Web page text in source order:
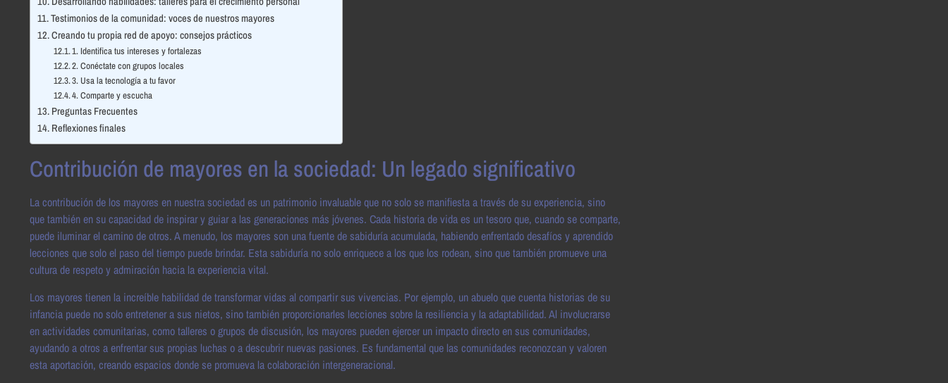
Testimonios de la comunidad: voces de nuestros mayores
Creando tu propia red de apoyo: consejos prácticos
1. Identifica tus intereses y fortalezas
2. Conéctate con grupos locales
3. Usa la tecnología a tu favor
4. Comparte y escucha
Preguntas Frecuentes
Reflexiones finales
Contribución de mayores en la sociedad: Un legado significativo
La contribución de los mayores en nuestra sociedad es un patrimonio invaluable que no solo se manifiesta a través de su experiencia, sino
que también en su capacidad de inspirar y guiar a las generaciones más jóvenes. Cada historia de vida es un tesoro que, cuando se comparte,
puede iluminar el camino de otros. A menudo, los mayores son una fuente de sabiduría acumulada, habiendo enfrentado desafíos y aprendido
lecciones que solo el paso del tiempo puede brindar. Esta sabiduría no solo enriquece a los que los rodean, sino que también promueve una
cultura de respeto y admiración hacia la experiencia vital.
Los mayores tienen la increíble habilidad de transformar vidas al compartir sus vivencias. Por ejemplo, un abuelo que cuenta historias de su
infancia puede no solo entretener a sus nietos, sino también proporcionarles lecciones sobre la resiliencia y la adaptabilidad. Al involucrarse
en actividades comunitarias, como talleres o grupos de discusión, los mayores pueden ejercer un impacto directo en sus comunidades,
ayudando a otros a enfrentar sus propias luchas o a descubrir nuevas pasiones. Es fundamental que las comunidades reconozcan y valoren
esta aportación, creando espacios donde se promueva la colaboración intergeneracional.